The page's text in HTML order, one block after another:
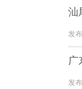
汕
发
广
发